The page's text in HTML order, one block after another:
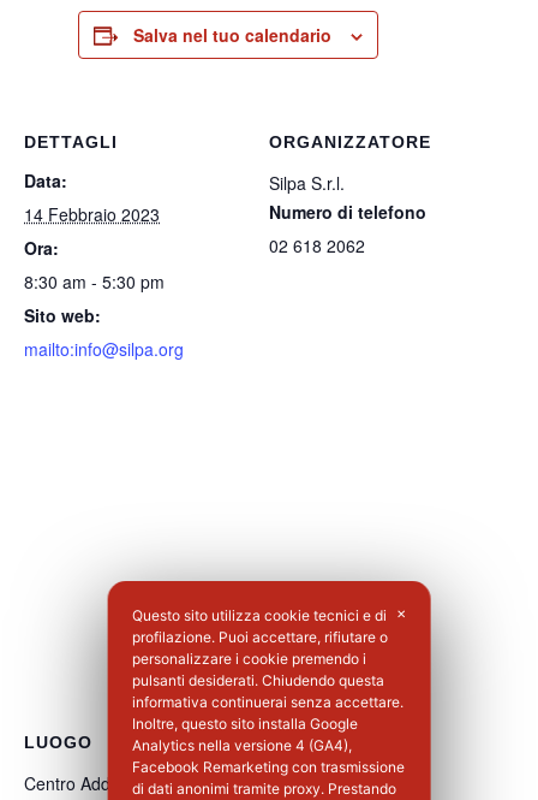
Salva nel tuo calendario
DETTAGLI
Data:
14 Febbraio 2023
Ora:
8:30 am - 5:30 pm
Sito web:
mailto:info@silpa.org
ORGANIZZATORE
Silpa S.r.l.
Numero di telefono
02 618 2062
LUOGO
Centro Addestramento Vimodrone
✕
Questo sito utilizza cookie tecnici e di
profilazione. Puoi accettare, rifiutare o
personalizzare i cookie premendo i
pulsanti desiderati. Chiudendo questa
informativa continuerai senza accettare.
Inoltre, questo sito installa Google
Analytics nella versione 4 (GA4),
Facebook Remarketing con trasmissione
di dati anonimi tramite proxy. Prestando